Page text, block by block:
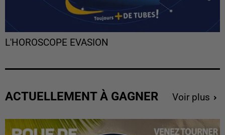
L'HOROSCOPE EVASION
ACTUELLEMENT À GAGNER Voir plus